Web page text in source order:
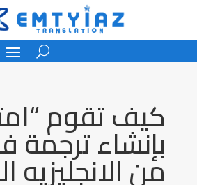
كيف تقوم
بإنشاء ترجمة
من الانجليزيه